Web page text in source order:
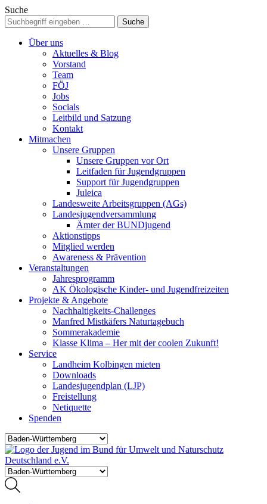
Suche
Über uns
Aktuelles & Blog
Vorstand
Team
FÖJ
Jobs
Socials
Leitbild und Satzung
Kontakt
Mitmachen
Unsere Gruppen
Unsere Gruppen vor Ort
Leitfaden für Jugendgruppen
Support für Jugendgruppen
Juleica
Landesweite Arbeitsgruppen (AGs)
Landesjugendversammlung
Ämter der BUNDjugend
Aktionstipps
Mitglied werden
Awareness & Prävention
Veranstaltungen
Jahresprogramm
AK Ökologische Kinder- und Jugendfreizeiten
Projekte & Angebote
Nachhaltigkeits-Challenges
Manfred Mistkäfers Naturtagebuch
Sommerakademie
Klasse Klima – Her mit der coolen Zukunft!
Service
Landheim Kolbingen mieten
Downloads
Landesjugendplan (LJP)
Freistellung
Netiquette
Spenden